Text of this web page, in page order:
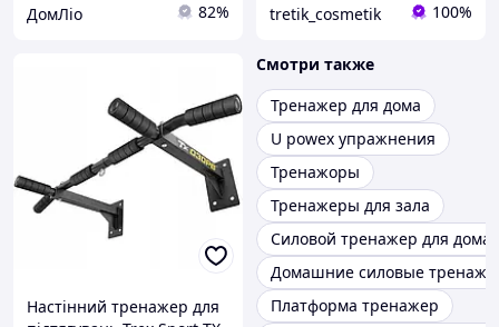
ДомЛіо 82% tretik_cosmetik 100%
Настінний тренажер для
Смотри также
Тренажер для дома
U powex упражнения
Тренажоры
Тренажеры для зала
Силовой тренажер для дома
Домашние силовые
Платформа тренажер